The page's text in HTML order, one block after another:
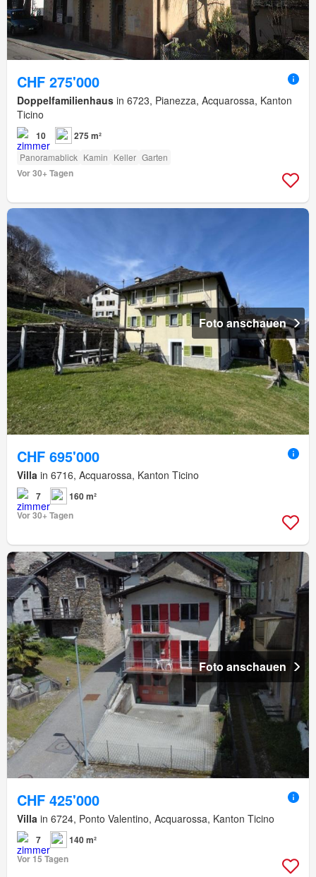
CHF 275'000
Doppelfamilienhaus in 6723, Pianezza, Acquarossa, Kanton
Ticino
10 275 m²
Panoramablick Kamin Keller Garten
Vor 30+ Tagen
Foto anschauen
CHF 695'000
Villa in 6716, Acquarossa, Kanton Ticino
7
160 m²
Vor 30+ Tagen
Foto anschauen
CHF 425'000
Villa in 6724, Ponto Valentino, Acquarossa, Kanton Ticino
7
140 m²
Vor 15 Tagen